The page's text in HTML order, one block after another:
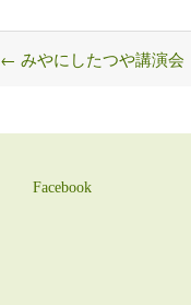
Post
← みやにしたつや講演会
Facebook